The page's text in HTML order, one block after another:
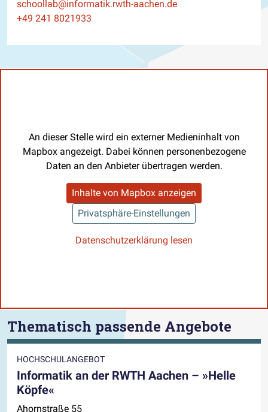
E-Mail
schoollab@informatik.rwth-aachen.de
Telefon
+49 241 8021933
An dieser Stelle wird ein externer Medieninhalt von
Mapbox angezeigt. Dabei können personenbezogene
Daten an den Anbieter übertragen werden.
Inhalte von Mapbox anzeigen
Privatsphäre-Einstellungen
Datenschutzerklärung lesen
Thematisch passende Angebote
HOCHSCHULANGEBOT
Informatik an der RWTH Aachen – »Helle
Köpfe«
Ahornstraße 55